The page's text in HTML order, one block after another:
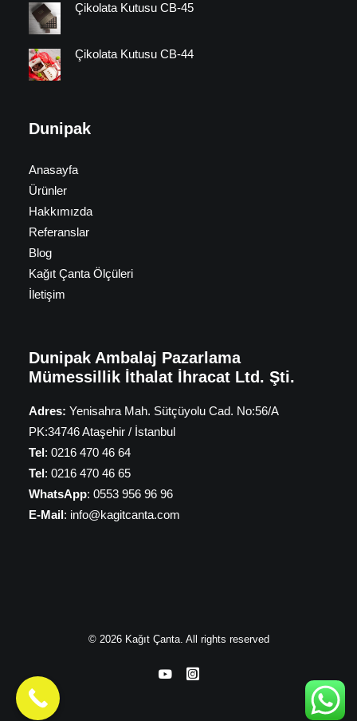
Çikolata Kutusu CB-45
Çikolata Kutusu CB-44
Dunipak
Anasayfa
Ürünler
Hakkımızda
Referanslar
Blog
Kağıt Çanta Ölçüleri
İletişim
Dunipak Ambalaj Pazarlama
Mümessillik İthalat İhracat Ltd. Şti.
Adres: Yenisahra Mah. Sütçüyolu Cad. No:56/A
PK:34746 Ataşehir / İstanbul
Tel: 0216 470 46 64
Tel: 0216 470 46 65
WhatsApp: 0553 956 96 96
E-Mail: info@kagitcanta.com
© 2026 Kağıt Çanta. All rights reserved